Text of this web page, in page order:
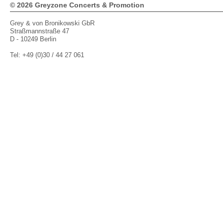
© 2026 Greyzone Concerts & Promotion
Grey & von Bronikowski GbR
Straßmannstraße 47
D - 10249 Berlin
Tel: +49 (0)30 / 44 27 061